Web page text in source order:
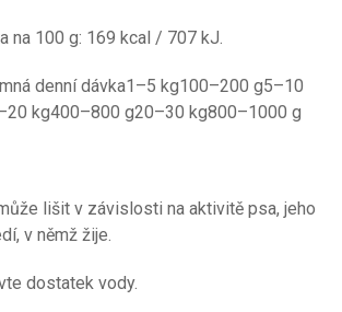
na 100 g: 169 kcal / 707 kJ.
denní dávka1–5 kg100–200 g5–10
kg400–800 g20–30 kg800–1000 g
lišit v závislosti na aktivitě psa, jeho
v němž žije.
dostatek vody.